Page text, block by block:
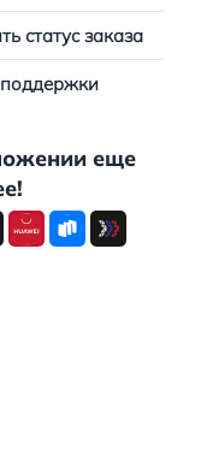
статус заказа
еще